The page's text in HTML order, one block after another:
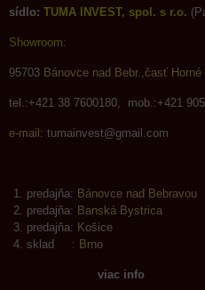
sídlo: TUMA INVEST, spol. s r.o.
Showroom:
95703 Bánovce nad Bebr.,časť
tel.:+421 38 7600180, mob.:+421
e-mail: tumainvest@gmail.com
predajňa: Bánovce nad Bebravou
predajňa: Banská Bystrica
predajňa: Košice 0915
sklad : Brno +420
viac info